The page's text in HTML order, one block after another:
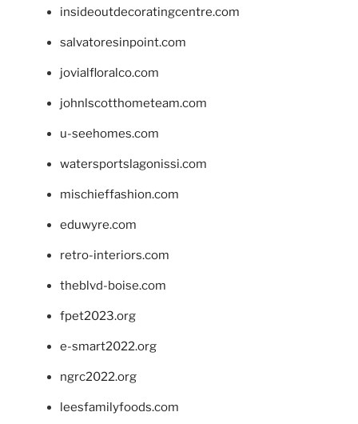
insideoutdecoratingcentre.com
salvatoresinpoint.com
jovialfloralco.com
johnlscotthometeam.com
u-seehomes.com
watersportslagonissi.com
mischieffashion.com
eduwyre.com
retro-interiors.com
theblvd-boise.com
fpet2023.org
e-smart2022.org
ngrc2022.org
leesfamilyfoods.com